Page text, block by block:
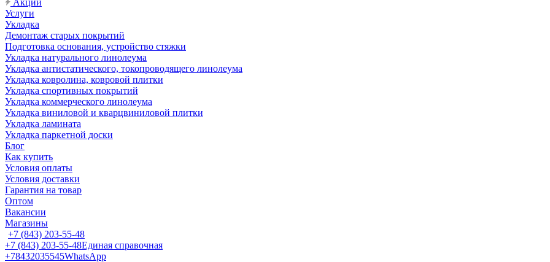
Акции
Услуги
Укладка
Демонтаж старых покрытий
Подготовка основания, устройство стяжки
Укладка натурального линолеума
Укладка антистатического, токопроводящего линолеума
Укладка ковролина, ковровой плитки
Укладка спортивных покрытий
Укладка коммерческого линолеума
Укладка виниловой и кварцвиниловой плитки
Укладка ламината
Укладка паркетной доски
Блог
Как купить
Условия оплаты
Условия доставки
Гарантия на товар
Оптом
Вакансии
Магазины
+7 (843) 203-55-48
+7 (843) 203-55-48Единая справочная
+78432035545WhatsApp